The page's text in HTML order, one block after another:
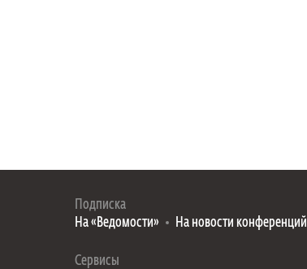
Подписка
На «Ведомости»
На новости конференций
Сервисы